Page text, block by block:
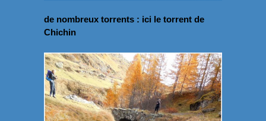
de nombreux torrents : ici le torrent de
Chichin